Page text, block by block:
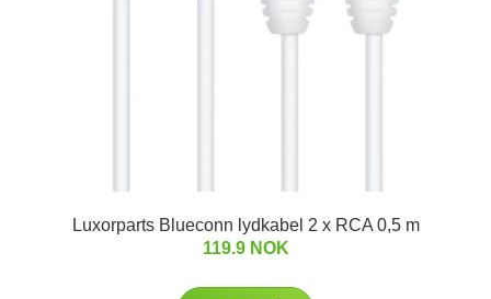
Luxorparts Blueconn lydkabel 2 x RCA 0,5 m
119.9 NOK